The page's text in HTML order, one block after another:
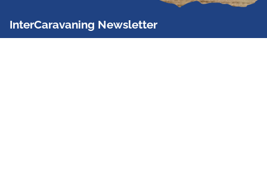
InterCaravaning Newsletter